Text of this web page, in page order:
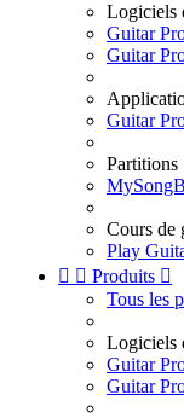
Logiciels
Guitar
Guitar
Guitar
Partitions
Cours de
Play
  Produits 
Tous les
Logiciels
Guitar
Guitar